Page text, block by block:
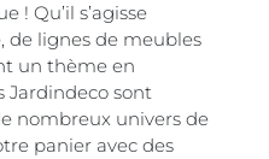
! Qu’il s’agisse
de lignes de meubles
un thème en
Jardindeco sont
nombreux univers de
panier avec des